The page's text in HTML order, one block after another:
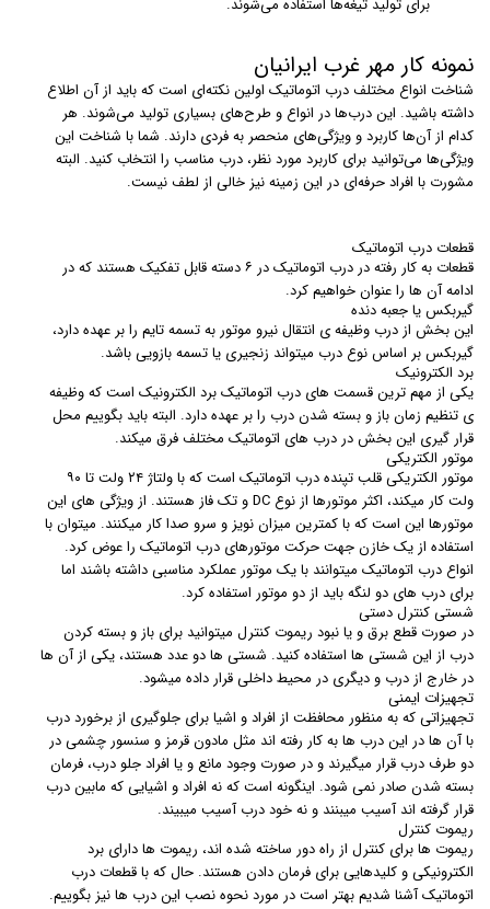
برای تولید تیغه‌ها استفاده می‌شوند.
نمونه کار مهر غرب ایرانیان
شناخت انواع مختلف درب اتوماتیک اولین نکته‌ای است که باید از آن اطلاع
داشته باشید. این درب‌ها در انواع و طرح‌های بسیاری تولید می‌شوند. هر
کدام از آن‌ها کاربرد و ویژگی‌های منحصر به فردی دارند. شما با شناخت این
ویژگی‌ها می‌توانید برای کاربرد مورد نظر، درب مناسب را انتخاب کنید. البته
مشورت با افراد حرفه‌ای در این زمینه نیز خالی از لطف نیست.
قطعات درب اتوماتیک
قطعات به کار رفته در درب اتوماتیک در ۶ دسته قابل تفکیک هستند که در
ادامه آن ها را عنوان خواهیم کرد.
گیربکس یا جعبه دنده
این بخش از درب وظیفه ی انتقال نیرو موتور به تسمه تایم را بر عهده دارد،
گیربکس بر اساس نوع درب میتواند زنجیری یا تسمه بازویی باشد.
برد الکترونیک
یکی از مهم ترین قسمت های درب اتوماتیک برد الکترونیک است که وظیفه
ی تنظیم زمان باز و بسته شدن درب را بر عهده دارد. البته باید بگوییم محل
قرار گیری این بخش در درب های اتوماتیک مختلف فرق میکند.
موتور الکتریکی
موتور الکتریکی قلب تپنده درب اتوماتیک است که با ولتاژ ۲۴ ولت تا ۹۰
ولت کار میکند، اکثر موتورها از نوع DC و تک فاز هستند. از ویژگی های این
موتورها این است که با کمترین میزان نویز و سرو صدا کار میکنند. میتوان با
استفاده از یک خازن جهت حرکت موتورهای درب اتوماتیک را عوض کرد.
انواع درب اتوماتیک میتوانند با یک موتور عملکرد مناسبی داشته باشند اما
برای درب های دو لنگه باید از دو موتور استفاده کرد.
شستی کنترل دستی
در صورت قطع برق و یا نبود ریموت کنترل میتوانید برای باز و بسته کردن
درب از این شستی ها استفاده کنید. شستی ها دو عدد هستند، یکی از آن ها
در خارج از درب و دیگری در محیط داخلی قرار داده میشود.
تجهیزات ایمنی
تجهیزاتی که به منظور محافظت از افراد و اشیا برای جلوگیری از برخورد درب
با آن ها در این درب ها به کار رفته اند مثل مادون قرمز و سنسور چشمی در
دو طرف درب قرار میگیرند و در صورت وجود مانع و یا افراد جلو درب، فرمان
بسته شدن صادر نمی شود. اینگونه است که نه افراد و اشیایی که مابین درب
قرار گرفته اند آسیب میبنند و نه خود درب آسیب میبیند.
ریموت کنترل
ریموت ها برای کنترل از راه دور ساخته شده اند، ریموت ها دارای برد
الکترونیکی و کلیدهایی برای فرمان دادن هستند. حال که با قطعات درب
اتوماتیک آشنا شدیم بهتر است در مورد نحوه نصب این درب ها نیز بگوییم.